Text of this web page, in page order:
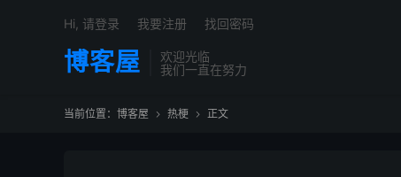
博客屋
欢迎光临
我们一直在努力
Hi, 请登录 我要注册 找回密码
当前位置： 博客屋  热梗  正文